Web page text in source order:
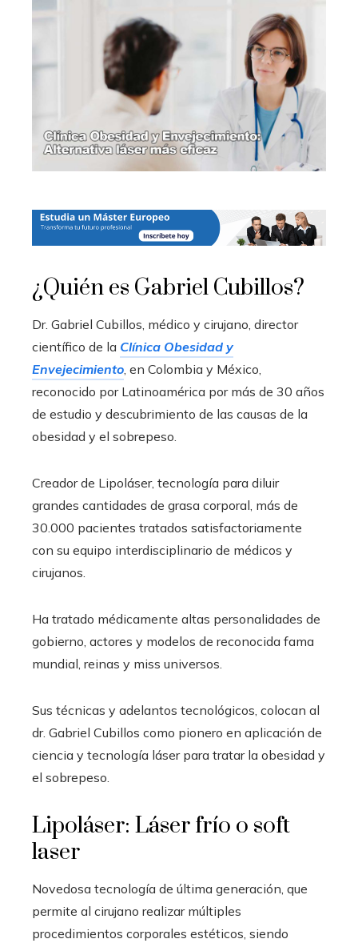
¿Quién es Gabriel Cubillos?
Dr. Gabriel Cubillos, médico y cirujano, director
científico de la Clínica Obesidad y
Envejecimiento, en Colombia y México,
reconocido por Latinoamérica por más de 30 años
de estudio y descubrimiento de las causas de la
obesidad y el sobrepeso.
Creador de Lipoláser, tecnología para diluir
grandes cantidades de grasa corporal, más de
30.000 pacientes tratados satisfactoriamente
con su equipo interdisciplinario de médicos y
cirujanos.
Ha tratado médicamente altas personalidades de
gobierno, actores y modelos de reconocida fama
mundial, reinas y miss universos.
Sus técnicas y adelantos tecnológicos, colocan al
dr. Gabriel Cubillos como pionero en aplicación de
ciencia y tecnología láser para tratar la obesidad y
el sobrepeso.
Lipoláser: Láser frío o soft
laser
Novedosa tecnología de última generación, que
permite al cirujano realizar múltiples
procedimientos corporales estéticos, siendo